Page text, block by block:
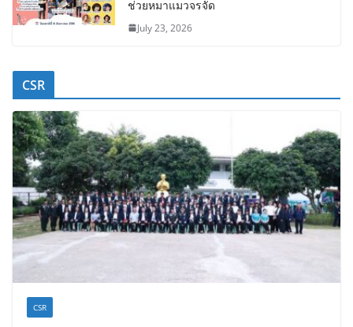
ช่วยหมาแมวจรจัด
July 23, 2026
CSR
CSR